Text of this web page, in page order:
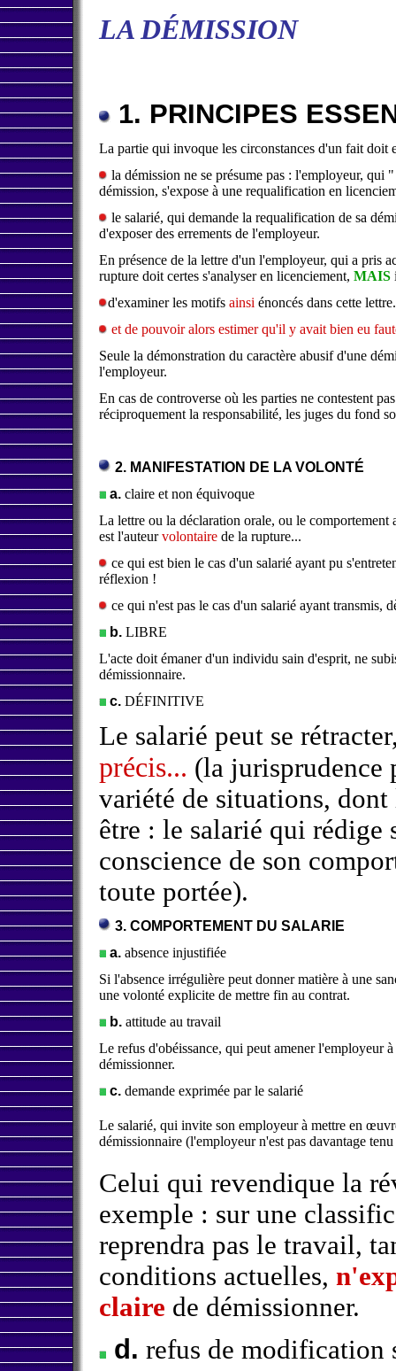
LA DÉMISSION
1. PRINCIPES
La partie qui invoque les circonstances d'un fait doit
la démission ne se présume pas : l'employeur,
démission, s'expose à une requalification en
le salarié, qui demande la requalification de sa
d'exposer des errements de l'employeur.
En présence de la lettre d'un l'employeur, qui a pris
rupture doit certes s'analyser en licenciement, MAIS
d'examiner les motifs ainsi énoncés dans cette
et de pouvoir alors estimer qu'il y avait bien eu
Seule la démonstration du caractère abusif d'une
l'employeur.
En cas de controverse où les parties ne contestent
réciproquement la responsabilité, les juges du fond
2. MANIFESTATION DE LA VOLONTÉ
a.claire et non équivoque
La lettre ou la déclaration orale, ou le comportement
est l'auteurvolontairede la rupture...
ce qui est bien le cas d'un salarié ayant pu
réflexion !
ce qui n'est pas le cas d'un salarié ayant transmis,
b.LIBRE
L'acte doit émaner d'un individu sain d'esprit, ne
démissionnaire.
c.DÉFINITIVE
Le salarié peut se
précis... (la jurisprudence
variété de situations,
être : le salarié qui rédige
conscience de son
toute portée).
3. COMPORTEMENT DU SALARIE
a.absence injustifiée
Si l'absence irrégulière peut donner matière à une
une volonté explicite de mettre fin au contrat.
b.attitude au travail
Le refus d'obéissance, qui peut amener l'employeur
démissionner.
c. demande exprimée par le salarié
Le salarié, qui invite son employeur à mettre en
démissionnaire (l'employeur n'est pas davantage
Celui qui revendique la
exemple : sur une
reprendra pas le travail,
conditions actuelles,
claire de démissionner.
d. refus de modification